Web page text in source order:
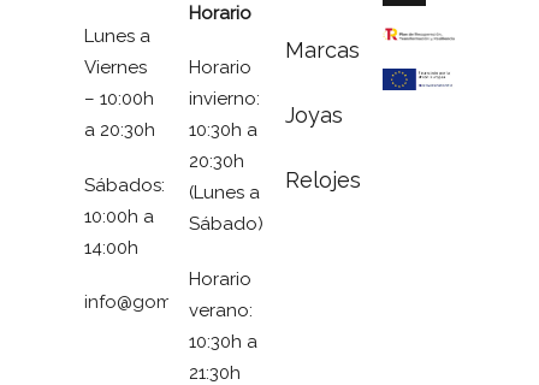
Lunes a
Viernes
– 10:00h
a 20:30h
Sábados:
10:00h a
14:00h
info@gomezymolina.com
Horario
Horario
invierno:
10:30h a
20:30h
(Lunes a
Sábado)
Horario
verano:
10:30h a
21:30h
Marcas
Joyas
Relojes